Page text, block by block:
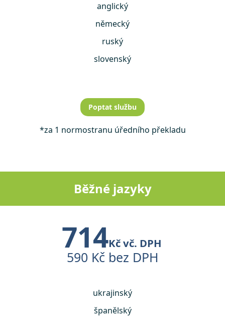
anglický
německý
ruský
slovenský
Poptat službu
*za 1 normostranu úředního překladu
Běžné jazyky
714Kč vč. DPH
590 Kč bez DPH
ukrajinský
španělský